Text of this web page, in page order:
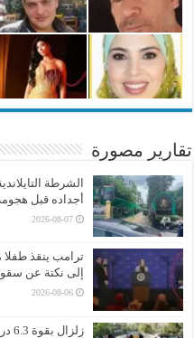
تقارير مصورة
الشرطة
أجداده قبل
2026-08-07
ترامب ينقذ
إلى نكتة عن
2026-08-06
زلزال بقوة 6.3 درجة يضرب جنوب الفلبين (فيديو)